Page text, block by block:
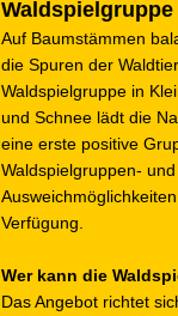
Waldspielgruppe
Auf Baumstämmen
die Spuren der
Waldspielgruppe in
und Schnee lädt die
eine erste positive
Waldspielgruppen-
Verfügung.
Wer kann die
Das Angebot richtet